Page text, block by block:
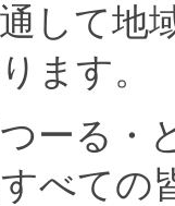
して地
ます。
ーる・
べての